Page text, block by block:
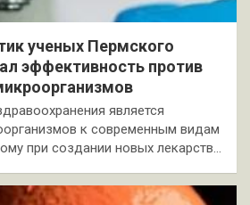
ученых Пермского
эффективность против
является
к современным видам
при создании новых лекарств…